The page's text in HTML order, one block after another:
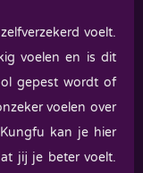
voelt.
voelen en is dit
gepest wordt of
voelen over
kan je hier
jij je beter voelt.